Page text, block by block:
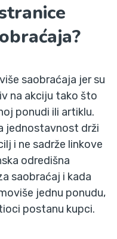
saobraćaja jer su
na akciju tako što
ponudi ili artiklu.
jednostavnost drži
i ne sadrže linkove
odredišna
saobraćaj i kada
jednu ponudu,
postanu kupci.